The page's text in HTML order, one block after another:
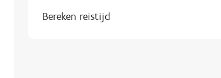
Bereken reistijd